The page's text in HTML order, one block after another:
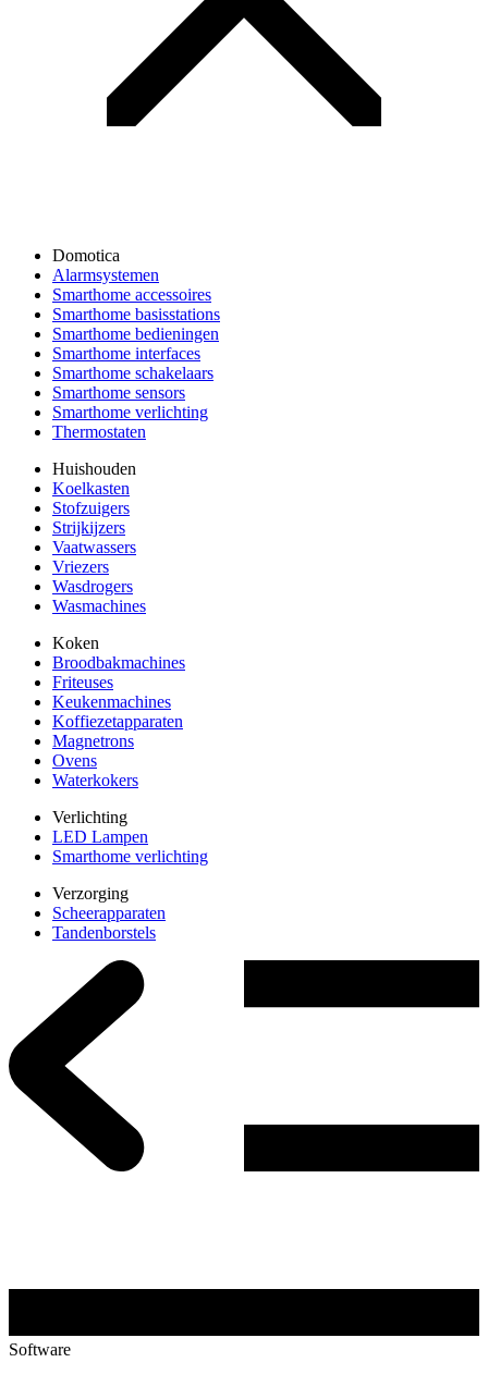
Domotica
Alarmsystemen
Smarthome accessoires
Smarthome basisstations
Smarthome bedieningen
Smarthome interfaces
Smarthome schakelaars
Smarthome sensors
Smarthome verlichting
Thermostaten
Huishouden
Koelkasten
Stofzuigers
Strijkijzers
Vaatwassers
Vriezers
Wasdrogers
Wasmachines
Koken
Broodbakmachines
Friteuses
Keukenmachines
Koffiezetapparaten
Magnetrons
Ovens
Waterkokers
Verlichting
LED Lampen
Smarthome verlichting
Verzorging
Scheerapparaten
Tandenborstels
Software